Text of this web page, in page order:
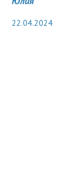
22.04.2024